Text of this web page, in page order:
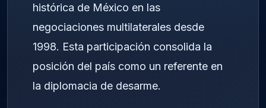
histórica de México en las
negociaciones multilaterales desde
1998. Esta participación consolida la
posición del país como un referente en
la diplomacia de desarme.